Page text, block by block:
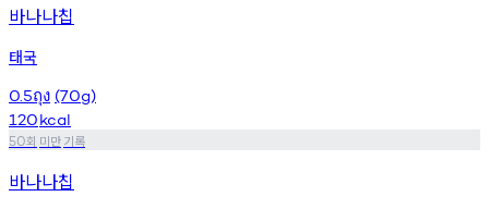
바나나칩
태국
0.5ถุง (70g)
120kcal
50회 미만기록
바나나칩